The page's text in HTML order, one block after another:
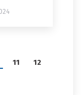
11
12